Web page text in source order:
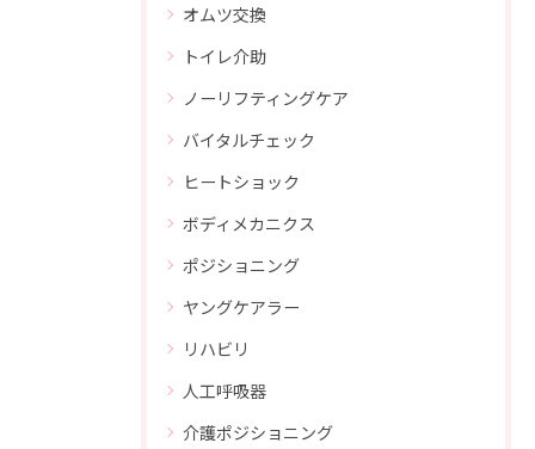
オムツ交換
トイレ介助
ノーリフティングケア
バイタルチェック
ヒートショック
ボディメカニクス
ポジショニング
ヤングケアラー
リハビリ
人工呼吸器
介護ポジショニング